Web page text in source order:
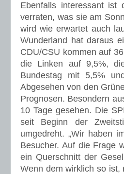
Ebenfalls interessant ist
verraten, was sie am
wird wie erwartet auch
Wunderland hat daraus
CDU/CSU kommen auf
die Linken auf 9,5%,
Bundestag mit 5,5%
Abgesehen von den
Prognosen. Besondern
10 Tage gesehen. Die
seit Beginn der
umgedreht. „Wir haben
Besucher. Auf die Frage
ein Querschnitt der
Wenn dem wirklich so ist,